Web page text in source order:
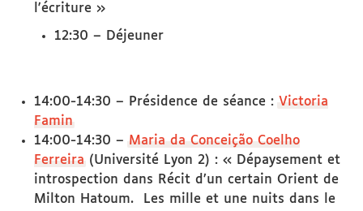
l'écriture »
12:30 – Déjeuner
14:00-14:30 – Présidence de séance : Victoria
Famin
14:00-14:30 – Maria da Conceição Coelho
Ferreira (Université Lyon 2) : « Dépaysement et
introspection dans Récit d’un certain Orient de
Milton Hatoum. Les mille et une nuits dans le